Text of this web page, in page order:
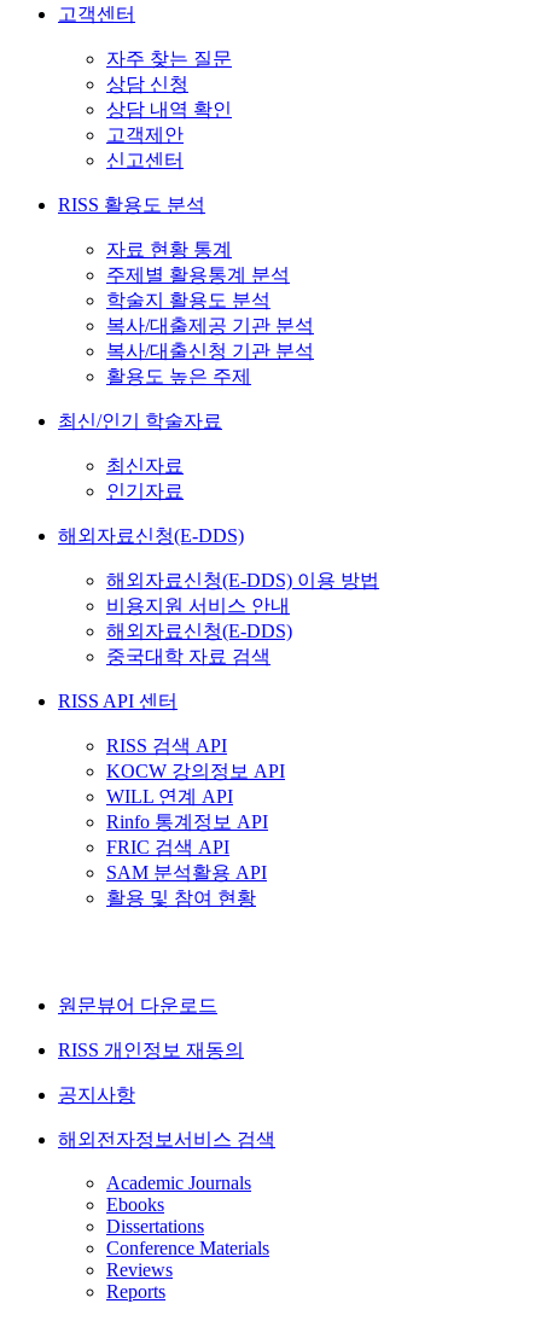
고객센터
자주 찾는 질문
상담 신청
상담 내역 확인
고객제안
신고센터
RISS 활용도 분석
자료 현황 통계
주제별 활용통계 분석
학술지 활용도 분석
복사/대출제공 기관 분석
복사/대출신청 기관 분석
활용도 높은 주제
최신/인기 학술자료
최신자료
인기자료
해외자료신청(E-DDS)
해외자료신청(E-DDS) 이용 방법
비용지원 서비스 안내
해외자료신청(E-DDS)
중국대학 자료 검색
RISS API 센터
RISS 검색 API
KOCW 강의정보 API
WILL 연계 API
Rinfo 통계정보 API
FRIC 검색 API
SAM 분석활용 API
활용 및 참여 현황
원문뷰어 다운로드
RISS 개인정보 재동의
공지사항
해외전자정보서비스 검색
Academic Journals
Ebooks
Dissertations
Conference Materials
Reviews
Reports